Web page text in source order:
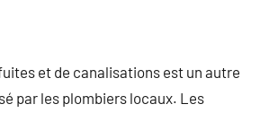
et de canalisations est un autre
par les plombiers locaux. Les